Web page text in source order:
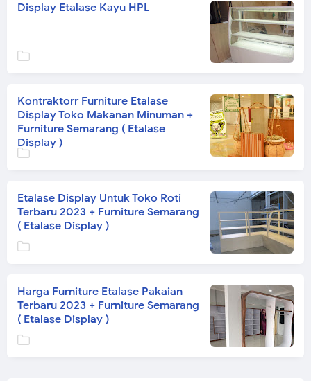
Display Etalase Kayu HPL
Kontraktorr Furniture Etalase
Display Toko Makanan Minuman +
Furniture Semarang ( Etalase
Display )
Etalase Display Untuk Toko Roti
Terbaru 2023 + Furniture Semarang
( Etalase Display )
Harga Furniture Etalase Pakaian
Terbaru 2023 + Furniture Semarang
( Etalase Display )